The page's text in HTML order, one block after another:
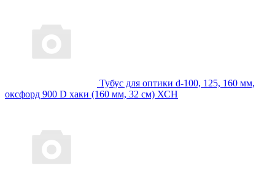
Тубус для оптики d-100, 125, 160 мм,
оксфорд 900 D хаки (160 мм, 32 см) ХСН